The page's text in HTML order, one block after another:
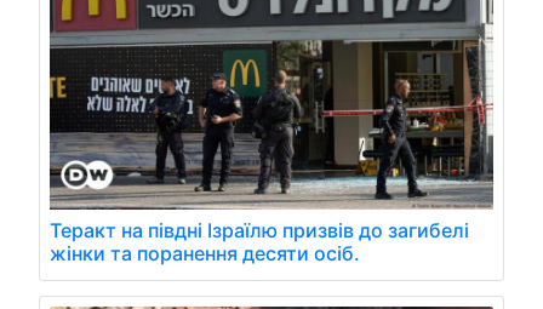
Теракт на півдні Ізраїлю призвів до загибелі
жінки та поранення десяти осіб.